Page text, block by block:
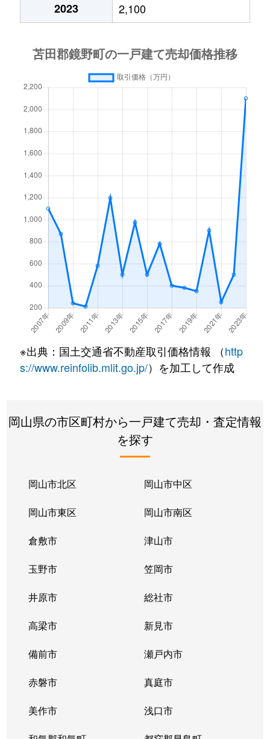
2023 2,100
※出典：国土交通省不動産取引価格情報 （http
s://www.reinfolib.mlit.go.jp/）を加工して作成
岡山県の市区町村から一戸建て売却・査定情報
を探す
岡山市北区 岡山市中区
岡山市東区 岡山市南区
倉敷市 津山市
玉野市 笠岡市
井原市 総社市
高梁市 新見市
備前市 瀬戸内市
赤磐市 真庭市
美作市 浅口市